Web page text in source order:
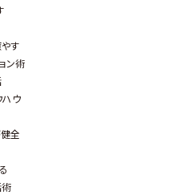
す
ン術
ハウ
全
術